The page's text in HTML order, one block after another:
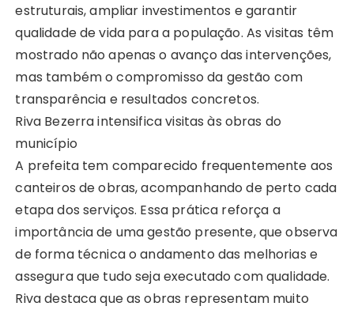
estruturais, ampliar investimentos e garantir
qualidade de vida para a população. As visitas têm
mostrado não apenas o avanço das intervenções,
mas também o compromisso da gestão com
transparência e resultados concretos.
Riva Bezerra intensifica visitas às obras do
município
A prefeita tem comparecido frequentemente aos
canteiros de obras, acompanhando de perto cada
etapa dos serviços. Essa prática reforça a
importância de uma gestão presente, que observa
de forma técnica o andamento das melhorias e
assegura que tudo seja executado com qualidade.
Riva destaca que as obras representam muito